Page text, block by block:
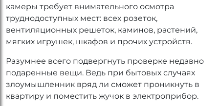
камеры требует внимательного осмотра
труднодоступных мест: всех розеток,
вентиляционных решеток, каминов, растений,
мягких игрушек, шкафов и прочих устройств.
Разумнее всего подвергнуть проверке недавно
подаренные вещи. Ведь при бытовых случаях
злоумышленник вряд ли сможет проникнуть в
квартиру и поместить жучок в электроприбор.